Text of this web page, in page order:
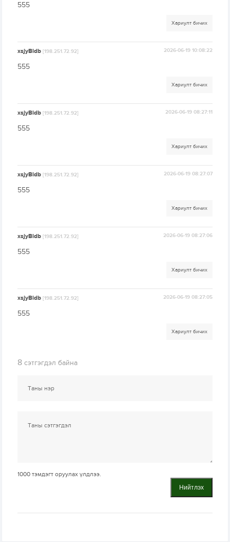
555
Хариулт бичих
xsjyBldb[198.251.72.92] 2026-06-19 10:08:22
555
Хариулт бичих
xsjyBldb[198.251.72.92] 2026-06-19 08:27:11
555
Хариулт бичих
xsjyBldb[198.251.72.92] 2026-06-19 08:27:07
555
Хариулт бичих
xsjyBldb[198.251.72.92] 2026-06-19 08:27:06
555
Хариулт бичих
xsjyBldb[198.251.72.92] 2026-06-19 08:27:05
555
Хариулт бичих
8 сэтгэгдэл байна
1000 тэмдэгт оруулах үлдлээ.
Нийтлэх